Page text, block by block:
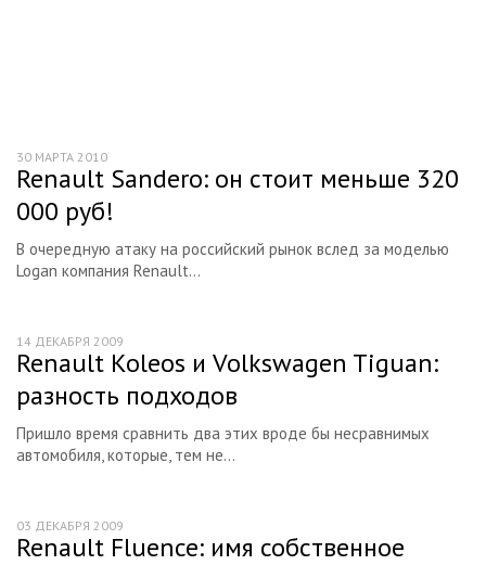
Renault Sandero: он стоит меньше 320
000 руб!
В очередную атаку на российский рынок вслед за моделью
Logan компания Renault...
30 МАРТА 2010
Renault Koleos и Volkswagen Tiguan:
разность подходов
Пришло время сравнить два этих вроде бы несравнимых
автомобиля, которые, тем не...
14 ДЕКАБРЯ 2009
Renault Fluence: имя собственное
03 ДЕКАБРЯ 2009